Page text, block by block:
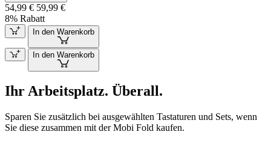
54,99 € 59,99 €
8% Rabatt
In den Warenkorb
In den Warenkorb
Ihr Arbeitsplatz. Überall.
Sparen Sie zusätzlich bei ausgewählten Tastaturen und Sets, wenn
Sie diese zusammen mit der Mobi Fold kaufen.